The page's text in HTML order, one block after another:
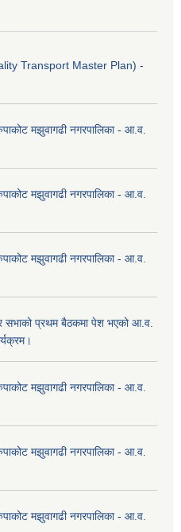
Transport Master Plan) -
मझुवागढी नगरपालिका - आ.व.
मझुवागढी नगरपालिका - आ.व.
मझुवागढी नगरपालिका - आ.व.
प्रथम बैठकमा पेश भएको आ.व.
मझुवागढी नगरपालिका - आ.व.
मझुवागढी नगरपालिका - आ.व.
मझुवागढी नगरपालिका - आ.व.